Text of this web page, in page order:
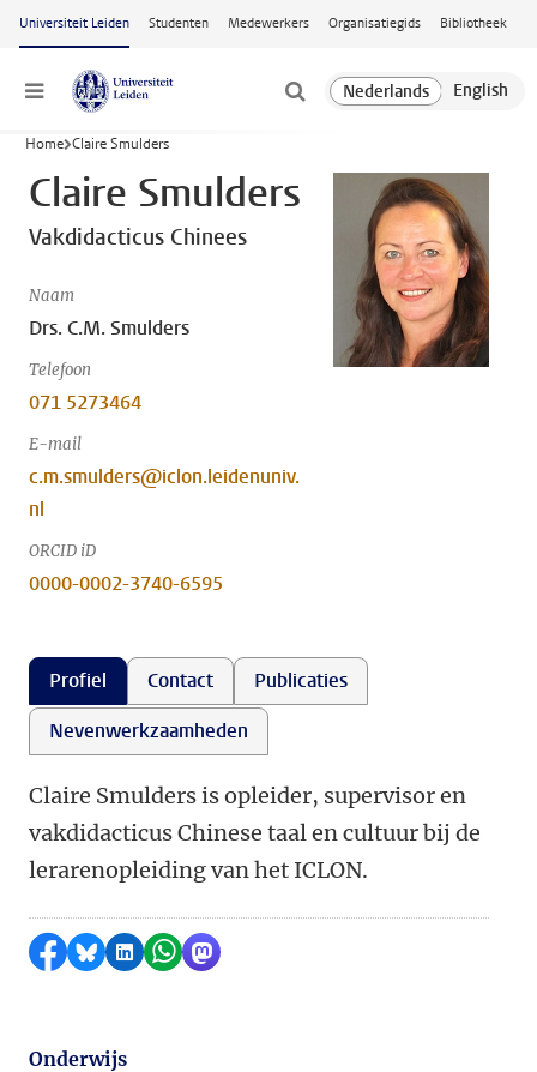
Ga naar hoofdinhoud
Universiteit Leiden Studenten Medewerkers Organisatiegids Bibliotheek
Menu
Home Claire Smulders
Claire Smulders
Vakdidacticus Chinees
Naam
Drs. C.M. Smulders
Telefoon
071 5273464
E-mail
c.m.smulders@iclon.leidenuniv.
nl
ORCID iD
0000-0002-3740-6595
Profiel Contact
Publicaties
Nevenwerkzaamheden
Claire Smulders is opleider, supervisor en
vakdidacticus Chinese taal en cultuur bij de
lerarenopleiding van het ICLON.
Delen op Facebook
Delen via Bluesky
Delen op LinkedIn
Delen via WhatsApp
Delen via Mastodon
Onderwijs